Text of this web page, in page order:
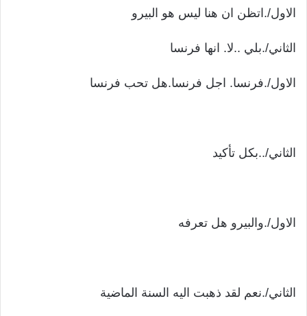
الاول/.اتظن ان هنا ليس هو البيرو
الثاني/.بلي ..لا. انها فرنسا
الاول/.فرنسا. اجل فرنسا.هل تحب فرنسا
الثاني/..بكل تأكيد
الاول/.والبيرو هل تعرفه
الثاني/.نعم لقد ذهبت اليه السنة الماضية